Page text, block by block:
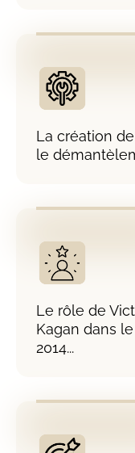
La création
le
Le rôle de
Kagan dans
2014...